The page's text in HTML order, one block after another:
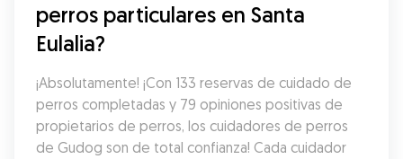
perros particulares en Santa
Eulalia?
¡Absolutamente! ¡Con 133 reservas de cuidado de
perros completadas y 79 opiniones positivas de
propietarios de perros, los cuidadores de perros
de Gudog son de total confianza! Cada cuidador